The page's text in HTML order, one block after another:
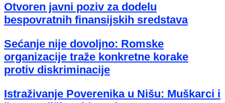
Otvoren javni poziv za dodelu
bespovratnih finansijskih sredstava
Sećanje nije dovoljno: Romske
organizacije traže konkretne korake
protiv diskriminacije
Istraživanje Poverenika u Nišu: Muškarci i